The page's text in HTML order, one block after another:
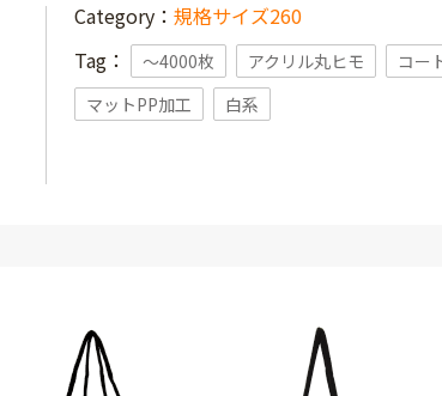
Category： 規格サイズ260
Tag：
〜4000枚 アクリル丸ヒモ
コー
マットPP加工
白系